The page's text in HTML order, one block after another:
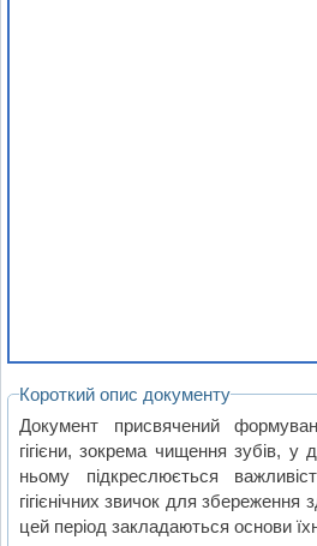
Короткий опис документу
Документ присвячений
гігієни, зокрема чищення зубів, у
ньому підкреслюється
гігієнічних звичок для збереження
цей період закладаються основи